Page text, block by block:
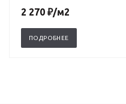
2 270 ₽/м2
ПОДРОБНЕЕ